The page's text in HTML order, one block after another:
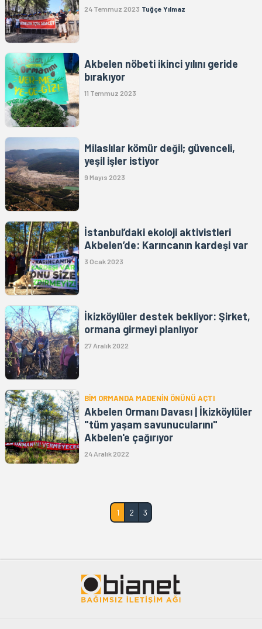
24 Temmuz 2023 Tuğçe Yılmaz
Akbelen nöbeti ikinci yılını geride
bırakıyor
11 Temmuz 2023
Milaslılar kömür değil; güvenceli,
yeşil işler istiyor
9 Mayıs 2023
İstanbul’daki ekoloji aktivistleri
Akbelen’de: Karıncanın kardeşi var
3 Ocak 2023
İkizköylüler destek bekliyor: Şirket,
ormana girmeyi planlıyor
27 Aralık 2022
BİM ORMANDA MADENİN ÖNÜNÜ AÇTI
Akbelen Ormanı Davası | İkizköylüler
"tüm yaşam savunucularını"
Akbelen'e çağırıyor
24 Aralık 2022
1 2 3